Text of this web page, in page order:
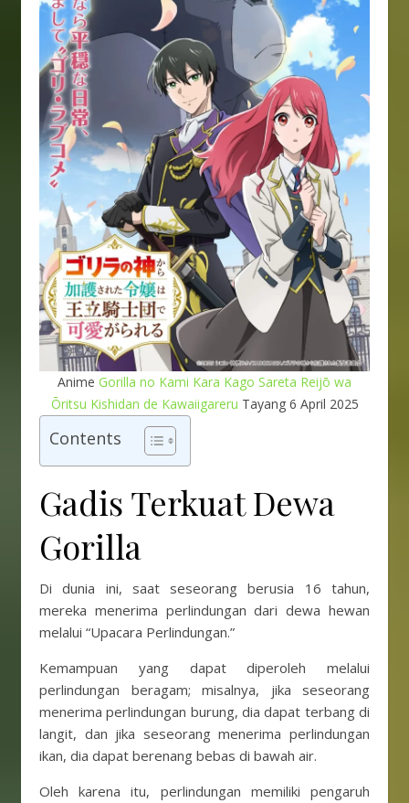
Anime Gorilla no Kami Kara Kago Sareta Reijō wa
Ōritsu Kishidan de Kawaiigareru Tayang 6 April 2025
Contents
Gadis Terkuat Dewa
Gorilla
Di dunia ini, saat seseorang berusia 16 tahun,
mereka menerima perlindungan dari dewa hewan
melalui “Upacara Perlindungan.”
Kemampuan yang dapat diperoleh melalui
perlindungan beragam; misalnya, jika seseorang
menerima perlindungan burung, dia dapat terbang di
langit, dan jika seseorang menerima perlindungan
ikan, dia dapat berenang bebas di bawah air.
Oleh karena itu, perlindungan memiliki pengaruh